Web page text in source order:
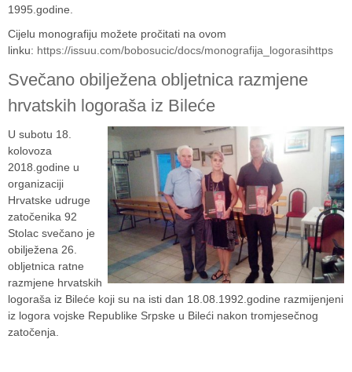
1995.godine.
Cijelu monografiju možete pročitati na ovom
linku: https://issuu.com/bobosucic/docs/monografija_logorasihttps
Svečano obilježena obljetnica razmjene
hrvatskih logoraša iz Bileće
U subotu 18.
kolovoza
2018.godine u
organizaciji
Hrvatske udruge
zatočenika 92
Stolac svečano je
obilježena 26.
obljetnica ratne
razmjene hrvatskih
logoraša iz Bileće koji su na isti dan 18.08.1992.godine razmijenjeni
iz logora vojske Republike Srpske u Bileći nakon tromjesečnog
zatočenja.